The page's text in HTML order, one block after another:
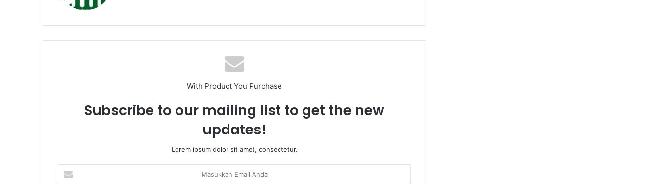
With Product You Purchase
Subscribe to our mailing list to get the new
updates!
Lorem ipsum dolor sit amet, consectetur.
Email